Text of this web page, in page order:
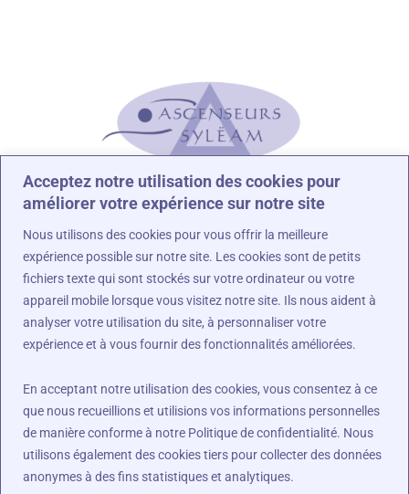
Acceptez notre utilisation des cookies pour
améliorer votre expérience sur notre site
Nous utilisons des cookies pour vous offrir la meilleure
expérience possible sur notre site. Les cookies sont de petits
fichiers texte qui sont stockés sur votre ordinateur ou votre
appareil mobile lorsque vous visitez notre site. Ils nous aident à
analyser votre utilisation du site, à personnaliser votre
expérience et à vous fournir des fonctionnalités améliorées.
En acceptant notre utilisation des cookies, vous consentez à ce
que nous recueillions et utilisions vos informations personnelles
de manière conforme à notre Politique de confidentialité. Nous
utilisons également des cookies tiers pour collecter des données
anonymes à des fins statistiques et analytiques.
Nous sommes à vos côtés !
Contact
01.64.48.44.79
s.lebat@ascenseurs-syleam.fr
FacebookLinkedin Youtube